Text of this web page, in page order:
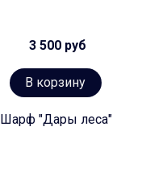
3 500 руб
В корзину
Шарф "Дары леса"